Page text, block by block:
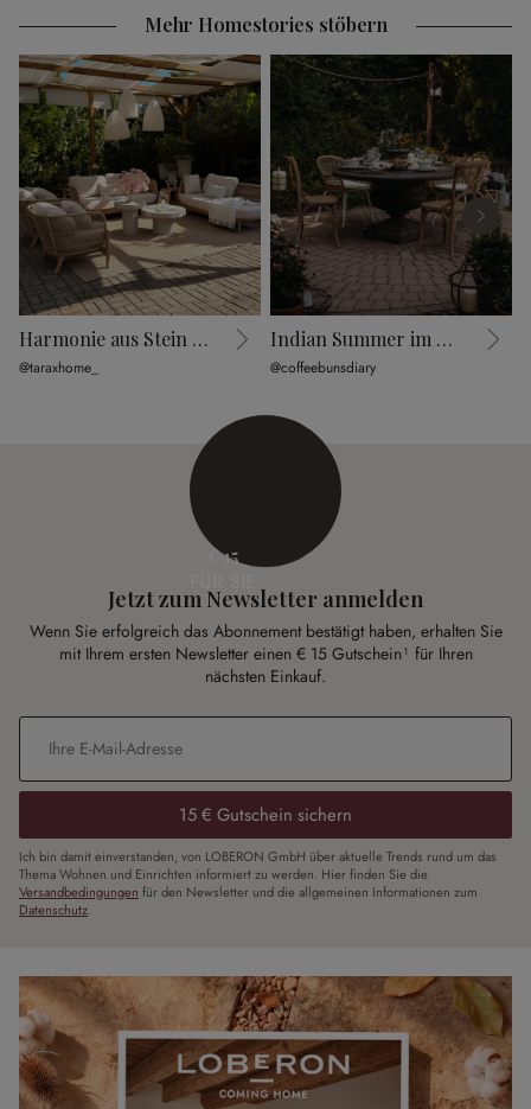
Mehr Homestories stöbern
Harmonie aus Stein und Geflecht
@taraxhome_
Indian Summer im Cottage Garden
@coffeebunsdiary
€ 15
Jetzt zum Newsletter anmelden
Wenn Sie erfolgreich das Abonnement bestätigt haben, erhalten Sie
mit Ihrem ersten Newsletter einen € 15 Gutschein¹ für Ihren
nächsten Einkauf.
E-Mail-Adresse
15 € Gutschein sichern
Ich bin damit einverstanden, von LOBERON GmbH über aktuelle Trends rund um das
Thema Wohnen und Einrichten informiert zu werden. Hier finden Sie die
Versandbedingungen für den Newsletter und die allgemeinen Informationen zum
Datenschutz.